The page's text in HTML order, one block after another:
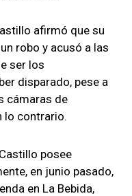
afirmó que su
robo y acusó a las
ser los
disparado, pese a
cámaras de
lo contrario.
posee
en junio pasado,
en La Bebida,